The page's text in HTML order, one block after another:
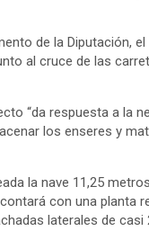
de la Diputación,
al cruce de las
“da respuesta a la
los enseres y
la nave 11,25
con una planta
laterales de casi